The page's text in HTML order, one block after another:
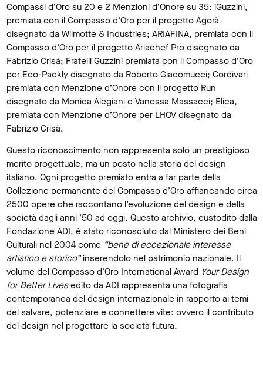
Compassi d’Oro su 20 e 2 Menzioni d’Onore su 35: iGuzzini,
premiata con il Compasso d’Oro per il progetto Agorà
disegnato da Wilmotte & Industries; ARIAFINA, premiata con il
Compasso d’Oro per il progetto Ariachef Pro disegnato da
Fabrizio Crisà; Fratelli Guzzini premiata con il Compasso d’Oro
per Eco-Packly disegnato da Roberto Giacomucci; Cordivari
premiata con Menzione d’Onore con il progetto Run
disegnato da Monica Alegiani e Vanessa Massacci; Elica,
premiata con Menzione d’Onore per LHOV disegnato da
Fabrizio Crisà.
Questo riconoscimento non rappresenta solo un prestigioso
merito progettuale, ma un posto nella storia del design
italiano. Ogni progetto premiato entra a far parte della
Collezione permanente del Compasso d’Oro affiancando circa
2500 opere che raccontano l’evoluzione del design e della
società dagli anni ’50 ad oggi. Questo archivio, custodito dalla
Fondazione ADI, è stato riconosciuto dal Ministero dei Beni
Culturali nel 2004 come “bene di eccezionale interesse
artistico e storico”inserendolo nel patrimonio nazionale. Il
volume del Compasso d’Oro International Award Your Design
for Better Livesedito da ADI rappresenta una fotografia
contemporanea del design internazionale in rapporto ai temi
del salvare, potenziare e connettere vite: ovvero il contributo
del design nel progettare la società futura.